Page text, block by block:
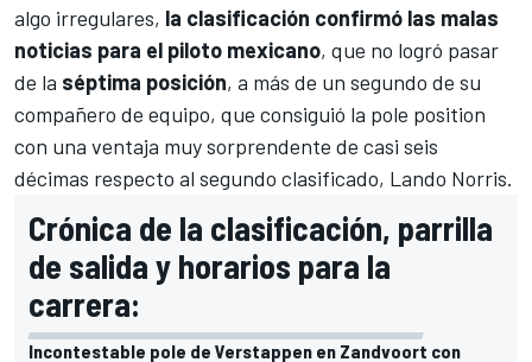
algo irregulares, la clasificación confirmó las malas
noticias para el piloto mexicano, que no logró pasar
de la séptima posición, a más de un segundo de su
compañero de equipo, que consiguió la pole position
con una ventaja muy sorprendente de casi seis
décimas respecto al segundo clasificado, Lando Norris.
Crónica de la clasificación, parrilla
de salida y horarios para la
carrera:
Incontestable pole de Verstappen en Zandvoort con